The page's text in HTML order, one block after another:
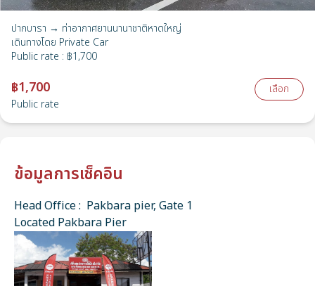
ปากบารา → ท่าอากาศยานนานาชาติหาดใหญ่
เดินทางโดย Private Car
Public rate : ฿1,700
฿1,700
Public rate
เลือก
ข้อมูลการเช็คอิน
Head Office : Pakbara pier, Gate 1
Located Pakbara Pier